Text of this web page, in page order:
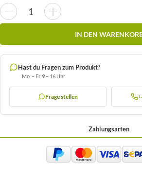
IN DEN
Hast du Fragen zum Produkt?
Mo. – Fr. 9 – 16 Uhr
Frage stellen
Zahlungsarten